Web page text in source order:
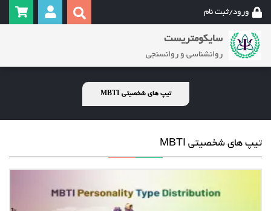
ورود/ثبت نام
سایکومتریست
روانشناسی و روانسنجی
تیپ های شخصیتی ‏MBTI
تیپ های شخصیتی ‏MBTI